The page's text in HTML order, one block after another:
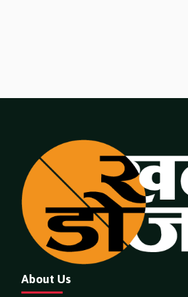
About Us